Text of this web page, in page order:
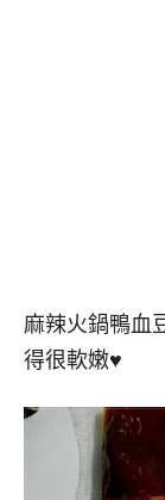
麻辣火鍋鴨
得很軟嫩♥